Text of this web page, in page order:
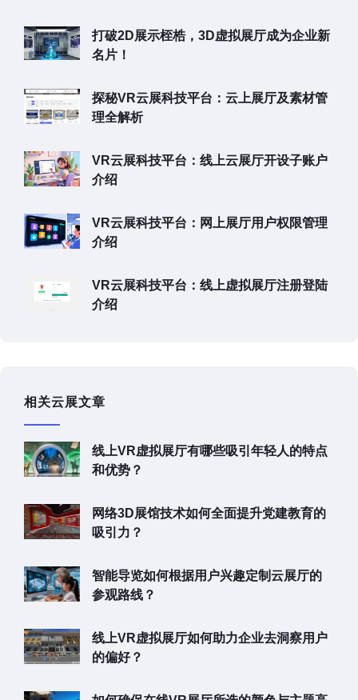
打破2D展示桎梏，3D虚拟展厅成为企业新
名片！
探秘VR云展科技平台：云上展厅及素材管
理全解析
VR云展科技平台：线上云展厅开设子账户
介绍
VR云展科技平台：网上展厅用户权限管理
介绍
VR云展科技平台：线上虚拟展厅注册登陆
介绍
相关云展文章
线上VR虚拟展厅有哪些吸引年轻人的特点
和优势？
网络3D展馆技术如何全面提升党建教育的
吸引力？
智能导览如何根据用户兴趣定制云展厅的
参观路线？
线上VR虚拟展厅如何助力企业去洞察用户
的偏好？